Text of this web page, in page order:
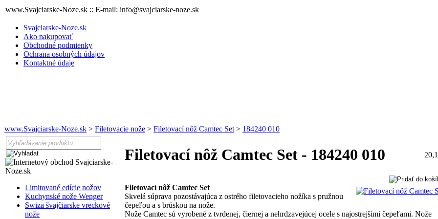
www.Svajciarske-Noze.sk :: E-mail: info@svajciarske-noze.sk
Svajciarske-Noze.sk
Ako nakupovať
Obchodné podmienky
Ochrana osobných údajov
Kontaktné údaje
www.Svajciarske-Noze.sk > Filetovacie nože > Filetovací nôž Camtec Set > 184240 010
Limitované edície nožov
Kuchynské nože Wenger
Swiza švajčiarske vreckové
nože
Filetovací nôž Camtec Set - 184240 010
Filetovací nôž Camtec Set
Skvelá súprava pozostávajúca z ostrého filetovacieho nožíka s pružnou
čepeľou a s brúskou na nože.
Nože Camtec sú vyrobené z tvrdenej, čiernej a nehrdzavejúcej ocele s najostrejšími čepeľami. Nože